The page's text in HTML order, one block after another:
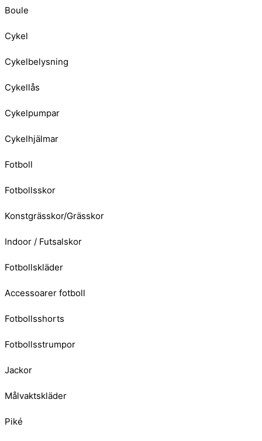
Boule
Cykel
Cykelbelysning
Cykellås
Cykelpumpar
Cykelhjälmar
Fotboll
Fotbollsskor
Konstgrässkor/Grässkor
Indoor / Futsalskor
Fotbollskläder
Accessoarer fotboll
Fotbollsshorts
Fotbollsstrumpor
Jackor
Målvaktskläder
Piké